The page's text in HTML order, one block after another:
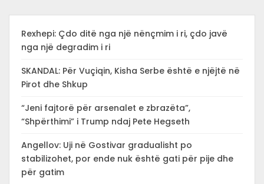
Rexhepi: Çdo ditë nga një nënçmim i ri, çdo javë
nga një degradim i ri
SKANDAL: Për Vuçiqin, Kisha Serbe është e njëjtë në
Pirot dhe Shkup
“Jeni fajtorë për arsenalet e zbrazëta”,
“Shpërthimi” i Trump ndaj Pete Hegseth
Angellov: Uji në Gostivar gradualisht po
stabilizohet, por ende nuk është gati për pije dhe
për gatim